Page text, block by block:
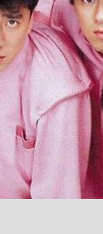
ま解散」WBC日
将棋、読む将棋
田有紀
#松田